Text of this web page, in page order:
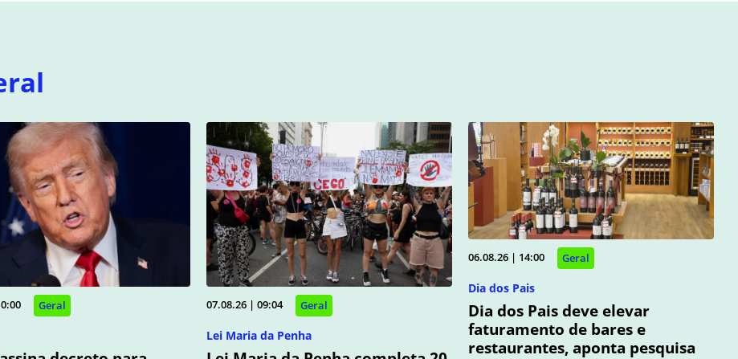
Geral 07.08.26 | 09:04 Geral
Lei Maria da Penha
06.08.26 | 14:00 Geral
Dia dos Pais
Dia dos Pais deve elevar
faturamento de bares e
restaurantes, aponta pesquisa